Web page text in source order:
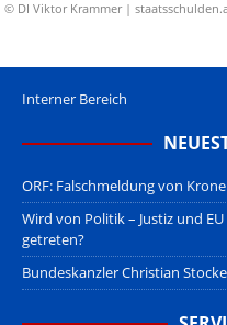
© DI Viktor Krammer |
Interner Bereich
ORF: Falschmeldung von
Wird von Politik – Justiz und
getreten?
Bundeskanzler Christian